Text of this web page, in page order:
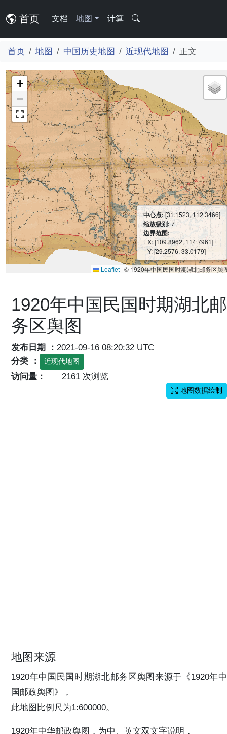
首页 文档 地图 计算
首页 地图 中国历史地图 近现代地图 正文
+
−
中心点:[31.1523, 112.3466]
缩放级别:7
边界范围:
X: [109.8962, 114.7961]
Y: [29.2576, 33.0179]
Leaflet | © 1920年中国民国时期湖北邮务区舆
1920年中国民国时期湖北邮
务区舆图
发布日期 ： 2021-09-16 08:20:32 UTC
分类 ：
近现代地图
访问量： 2161 次浏览
地图数据绘制
地图来源
1920年中国民国时期湖北邮务区舆图来源于《1920年中
国邮政舆图》，
此地图比例尺为1:600000。
1920年中华邮政舆图，为中、英文双文字说明，